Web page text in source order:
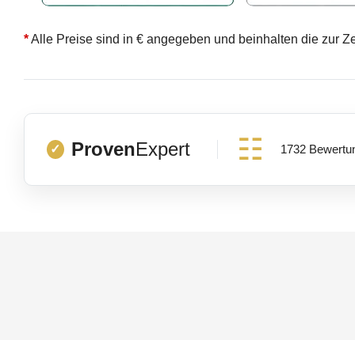
*Alle Preise sind in € angegeben und beinhalten die zur
✓ ProvenExpert 1732